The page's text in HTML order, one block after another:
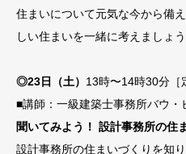
住まいについて元気な今から備
しい住まいを一緒に考えましょう
◎23日（土） 13時〜14時30分［
■講師：一級建築士事務所バウ
聞いてみよう！ 設計事務所の住
設計事務所の住まいづくりを知